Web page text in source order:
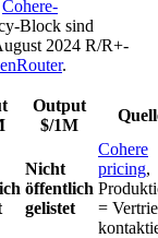
Cohere-
Block sind
2024 R/R+-
.
Output
$/1M
Nicht
öffentlich
gelistet
Cohere
pricing,
=